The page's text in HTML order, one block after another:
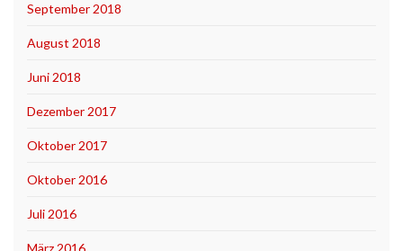
September 2018
August 2018
Juni 2018
Dezember 2017
Oktober 2017
Oktober 2016
Juli 2016